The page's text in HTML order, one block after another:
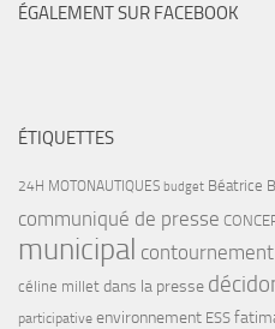
ÉGALEMENT SUR FACEBOOK
ÉTIQUETTES
24H MOTONAUTIQUES budget Béatrice
communiqué de presse
municipal
céline millet dans la presse
participative environnement ESS